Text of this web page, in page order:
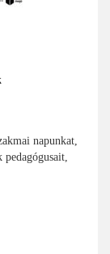
napunkat,